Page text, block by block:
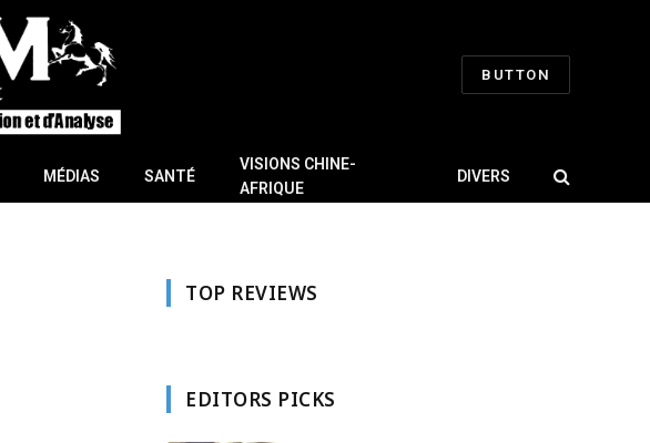
BUTTON
MÉDIAS SANTÉ
VISIONS CHINE-
AFRIQUE
DIVERS
TOP REVIEWS
EDITORS PICKS